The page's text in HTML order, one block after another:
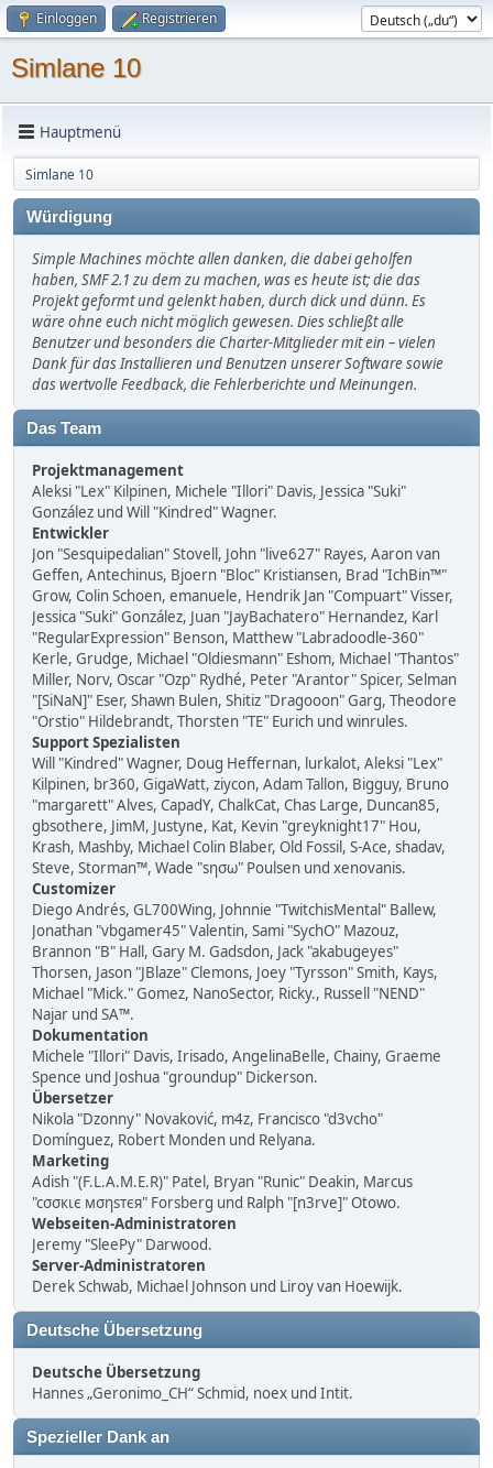
Einloggen Registrieren
Simlane 10
Hauptmenü
Simlane 10
Würdigung
Simple Machines möchte allen danken, die dabei geholfen
haben, SMF 2.1 zu dem zu machen, was es heute ist; die das
Projekt geformt und gelenkt haben, durch dick und dünn. Es
wäre ohne euch nicht möglich gewesen. Dies schließt alle
Benutzer und besonders die Charter-Mitglieder mit ein – vielen
Dank für das Installieren und Benutzen unserer Software sowie
das wertvolle Feedback, die Fehlerberichte und Meinungen.
Das Team
Projektmanagement
Aleksi "Lex" Kilpinen, Michele "Illori" Davis, Jessica "Suki"
González und Will "Kindred" Wagner.
Entwickler
Jon "Sesquipedalian" Stovell, John "live627" Rayes, Aaron van
Geffen, Antechinus, Bjoern "Bloc" Kristiansen, Brad "IchBin™"
Grow, Colin Schoen, emanuele, Hendrik Jan "Compuart" Visser,
Jessica "Suki" González, Juan "JayBachatero" Hernandez, Karl
"RegularExpression" Benson, Matthew "Labradoodle-360"
Kerle, Grudge, Michael "Oldiesmann" Eshom, Michael "Thantos"
Miller, Norv, Oscar "Ozp" Rydhé, Peter "Arantor" Spicer, Selman
"[SiNaN]" Eser, Shawn Bulen, Shitiz "Dragooon" Garg, Theodore
"Orstio" Hildebrandt, Thorsten "TE" Eurich und winrules.
Support Spezialisten
Will "Kindred" Wagner, Doug Heffernan, lurkalot, Aleksi "Lex"
Kilpinen, br360, GigaWatt, ziycon, Adam Tallon, Bigguy, Bruno
"margarett" Alves, CapadY, ChalkCat, Chas Large, Duncan85,
gbsothere, JimM, Justyne, Kat, Kevin "greyknight17" Hou,
Krash, Mashby, Michael Colin Blaber, Old Fossil, S-Ace, shadav,
Steve, Storman™, Wade "sησω" Poulsen und xenovanis.
Customizer
Diego Andrés, GL700Wing, Johnnie "TwitchisMental" Ballew,
Jonathan "vbgamer45" Valentin, Sami "SychO" Mazouz,
Brannon "B" Hall, Gary M. Gadsdon, Jack "akabugeyes"
Thorsen, Jason "JBlaze" Clemons, Joey "Tyrsson" Smith, Kays,
Michael "Mick." Gomez, NanoSector, Ricky., Russell "NEND"
Najar und SA™.
Dokumentation
Michele "Illori" Davis, Irisado, AngelinaBelle, Chainy, Graeme
Spence und Joshua "groundup" Dickerson.
Übersetzer
Nikola "Dzonny" Novaković, m4z, Francisco "d3vcho"
Domínguez, Robert Monden und Relyana.
Marketing
Adish "(F.L.A.M.E.R)" Patel, Bryan "Runic" Deakin, Marcus
"cσσкιє мσηѕтєя" Forsberg und Ralph "[n3rve]" Otowo.
Webseiten-Administratoren
Jeremy "SleePy" Darwood.
Server-Administratoren
Derek Schwab, Michael Johnson und Liroy van Hoewijk.
Deutsche Übersetzung
Deutsche Übersetzung
Hannes „Geronimo_CH“ Schmid, noex und Intit.
Spezieller Dank an